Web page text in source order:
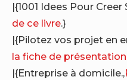
|{1001 Idees Pour Creer
de ce livre.}
|{Pilotez vos projet en
la fiche de présentation
|{Entreprise à domicile.,